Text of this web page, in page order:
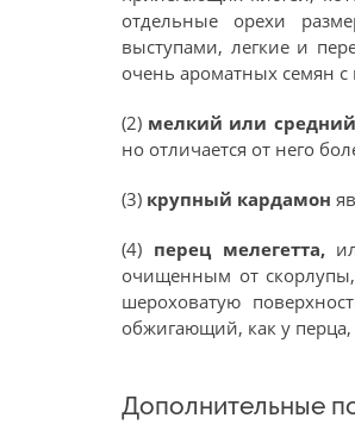
отдельные орехи
выступами, легкие и
очень ароматных семян
(2) мелкий или
но отличается от него
(3) крупный кардамон
(4) перец мелегетта,
очищенным от
шероховатую
обжигающий, как у перца,
Дополнительные